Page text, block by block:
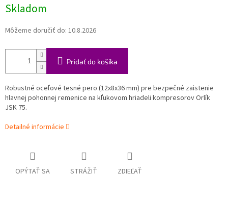
cena:
Skladom
Môžeme doručiť do: 10.8.2026
Pridať do košíka
Robustné oceľové tesné pero (12x8x36 mm) pre bezpečné zaistenie
hlavnej pohonnej remenice na kľukovom hriadeli kompresorov Orlík
JSK 75.
Detailné informácie
OPÝTAŤ SA STRÁŽIŤ ZDIEĽAŤ